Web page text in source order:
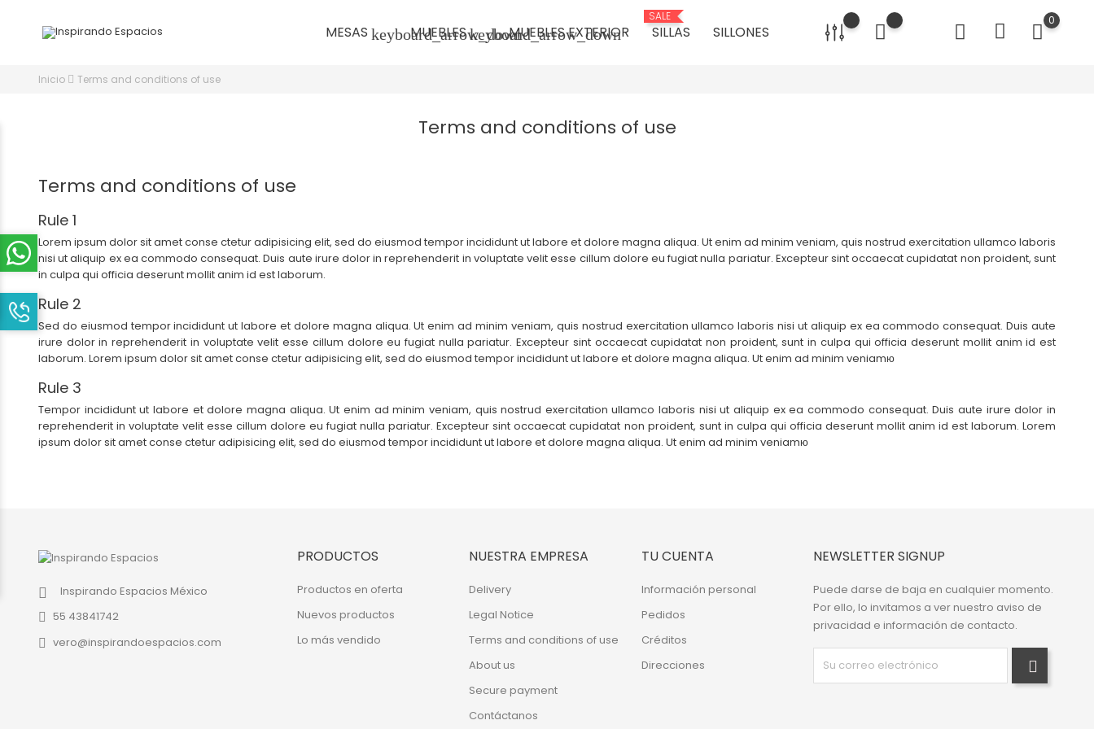
MESAS keyboard_arrow_down
MUEBLESkeyboard_arrow_down
MUEBLES EXTERIOR
SALE
SILLAS SILLONES
0
Inicio Terms and conditions of use
Terms and conditions of use
Terms and conditions of use
Rule 1
Lorem ipsum dolor sit amet conse ctetur adipisicing elit, sed do eiusmod tempor incididunt ut labore et dolore magna aliqua. Ut enim ad minim veniam, quis nostrud exercitation ullamco laboris
nisi ut aliquip ex ea commodo consequat. Duis aute irure dolor in reprehenderit in voluptate velit esse cillum dolore eu fugiat nulla pariatur. Excepteur sint occaecat cupidatat non proident, sunt
in culpa qui officia deserunt mollit anim id est laborum.
Rule 2
Sed do eiusmod tempor incididunt ut labore et dolore magna aliqua. Ut enim ad minim veniam, quis nostrud exercitation ullamco laboris nisi ut aliquip ex ea commodo consequat. Duis aute
irure dolor in reprehenderit in voluptate velit esse cillum dolore eu fugiat nulla pariatur. Excepteur sint occaecat cupidatat non proident, sunt in culpa qui officia deserunt mollit anim id est
laborum. Lorem ipsum dolor sit amet conse ctetur adipisicing elit, sed do eiusmod tempor incididunt ut labore et dolore magna aliqua. Ut enim ad minim veniamю
Rule 3
Tempor incididunt ut labore et dolore magna aliqua. Ut enim ad minim veniam, quis nostrud exercitation ullamco laboris nisi ut aliquip ex ea commodo consequat. Duis aute irure dolor in
reprehenderit in voluptate velit esse cillum dolore eu fugiat nulla pariatur. Excepteur sint occaecat cupidatat non proident, sunt in culpa qui officia deserunt mollit anim id est laborum. Lorem
ipsum dolor sit amet conse ctetur adipisicing elit, sed do eiusmod tempor incididunt ut labore et dolore magna aliqua. Ut enim ad minim veniamю
Inspirando Espacios México
55 43841742
vero@inspirandoespacios.com
PRODUCTOS
Productos en oferta
Nuevos productos
Lo más vendido
NUESTRA EMPRESA
Delivery
Legal Notice
Terms and conditions of use
About us
Secure payment
Contáctanos
TU CUENTA
Información personal
Pedidos
Créditos
Direcciones
NEWSLETTER SIGNUP
Puede darse de baja en cualquier momento.
Por ello, lo invitamos a ver nuestro aviso de
privacidad e información de contacto.